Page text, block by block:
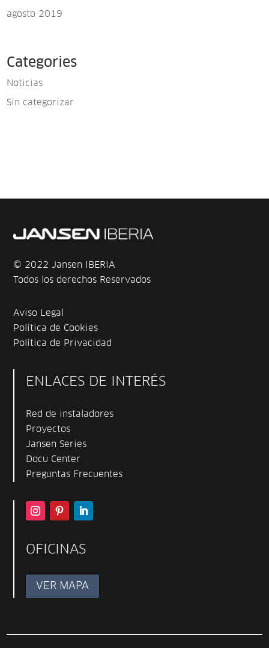
agosto 2019
Categories
Noticias
Sin categorizar
© 2022 Jansen IBERIA
Todos los derechos Reservados
Aviso Legal
Política de Cookies
Política de Privacidad
ENLACES DE INTERÉS
Red de instaladores
Proyectos
Jansen Series
Docu Center
Preguntas Frecuentes
OFICINAS
VER MAPA